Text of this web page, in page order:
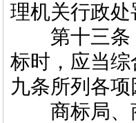
理机关行政
第十三条
标时，应当
九条所列各
商标局、商